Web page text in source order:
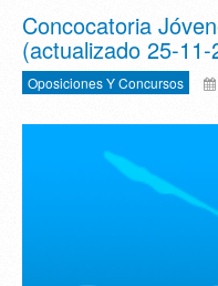
Concocatoria
(actualizado 25-11-
Oposiciones Y Concursos